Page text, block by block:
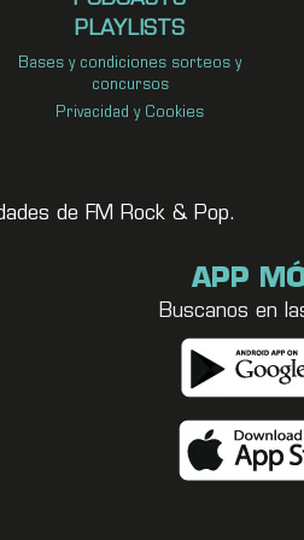
PLAYLISTS
Bases y condiciones sorteos y
concursos
Privacidad y Cookies
de FM Rock & Pop.
APP
Buscanos en